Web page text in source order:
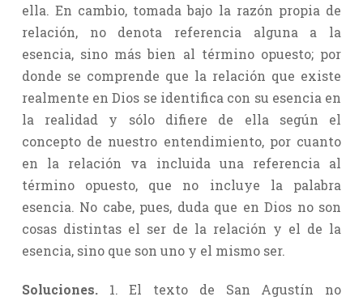
ella. En cambio, tomada bajo la razón propia de
relación, no denota referencia alguna a la
esencia, sino más bien al término opuesto; por
donde se comprende que la relación que existe
realmente en Dios se identifica con su esencia en
la realidad y sólo difiere de ella según el
concepto de nuestro entendimiento, por cuanto
en la relación va incluida una referencia al
término opuesto, que no incluye la palabra
esencia. No cabe, pues, duda que en Dios no son
cosas distintas el ser de la relación y el de la
esencia, sino que son uno y el mismo ser.
Soluciones.1. El texto de San Agustín no